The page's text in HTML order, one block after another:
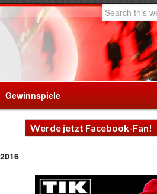
Gewinnspiele
Werde jetzt Facebook-Fan!